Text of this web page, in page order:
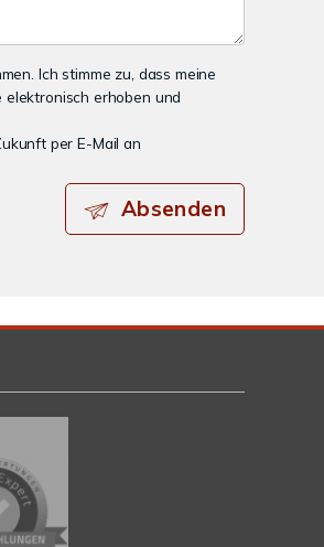
Ich stimme zu, dass meine
erhoben und
per E-Mail an
Absenden